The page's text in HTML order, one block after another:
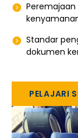
Standar
dokumen
PELAJARI